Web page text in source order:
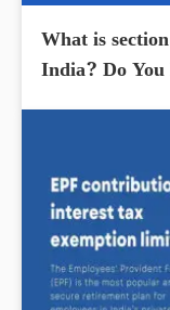
What is
India? Do